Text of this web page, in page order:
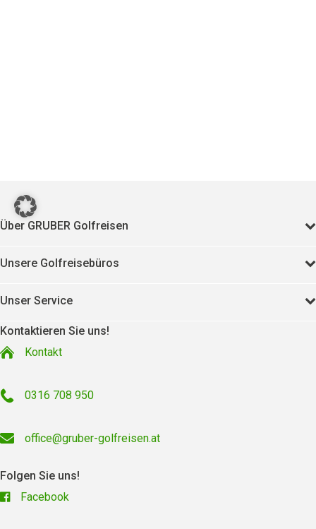
Über GRUBER Golfreisen
Unsere Golfreisebüros
Unser Service
Kontaktieren Sie uns!
Kontakt
0316 708 950
office@gruber-golfreisen.at
Folgen Sie uns!
Facebook